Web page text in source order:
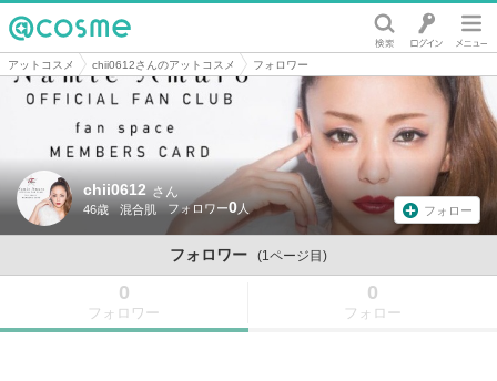
@cosme
アットコスメ chii0612さんのアットコスメ フォロワー
chii0612 さん
46歳 混合肌 0 フォロー
フォロワー (1ページ目)
0
フォロワー
0
フォロー